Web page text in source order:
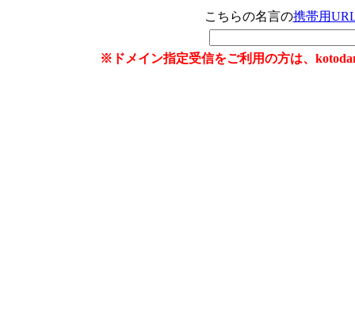
こちらの名言の携帯用
※ドメイン指定受信をご利用の方は、